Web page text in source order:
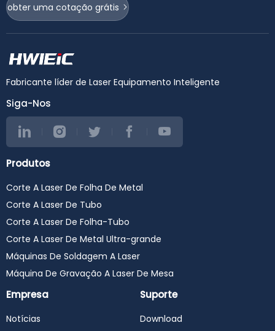
obter uma cotação grátis
Fabricante líder de Laser Equipamento Inteligente
Siga-Nos
Produtos
Corte A Laser De Folha De Metal
Corte A Laser De Tubo
Corte A Laser De Folha-Tubo
Corte A Laser De Metal Ultra-grande
Máquinas De Soldagem A Laser
Máquina De Gravação A Laser De Mesa
Empresa
Notícias
Suporte
Download